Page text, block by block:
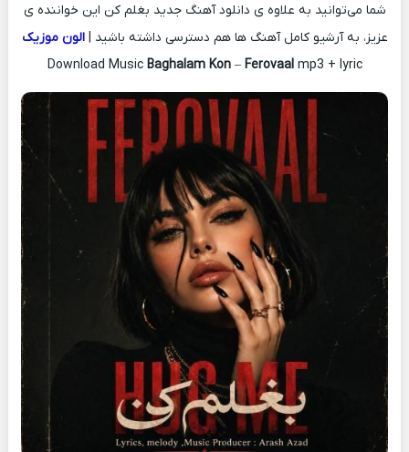
شما می‌توانید به علاوه ی دانلود آهنگ جدید بغلم کن این خواننده ی
عزیز، به آرشیو کامل آهنگ ها هم دسترسی داشته باشید |الون موزیک
Download Music Baghalam Kon– Ferovaalmp3 + lyric